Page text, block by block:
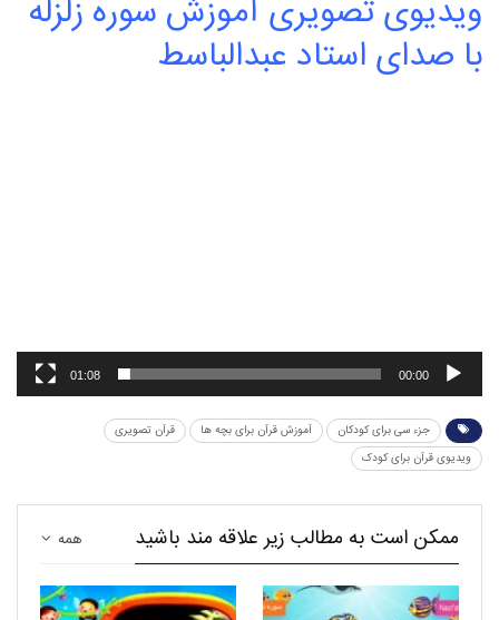
ویدیوی تصویری آموزش سوره زلزله
با صدای استاد عبدالباسط
00:00
01:08
جزء سی برای کودکان آموزش قرآن برای بچه ها
قرآن تصویری
ویدیوی قرآن برای کودک
همه ممکن است به مطالب زیر علاقه مند باشید